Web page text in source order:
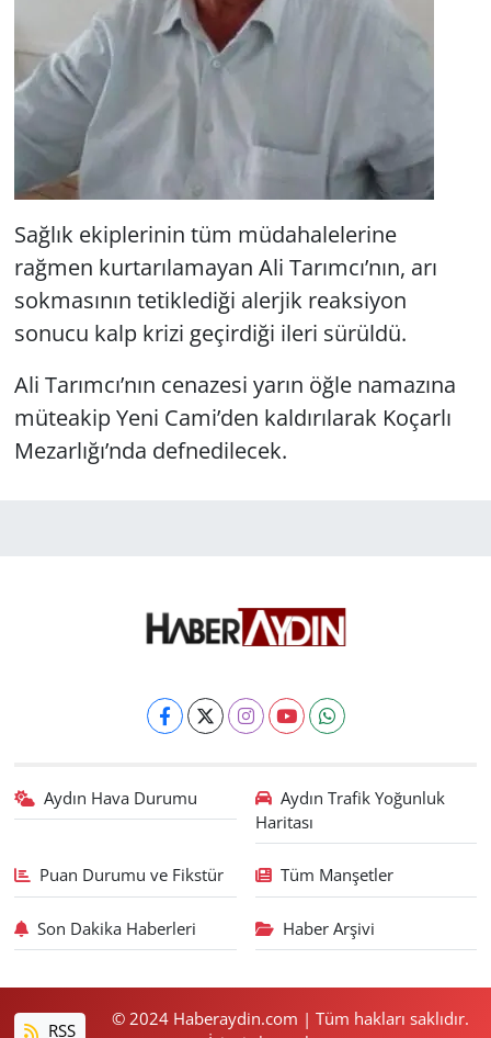
Sağlık ekiplerinin tüm müdahalelerine
rağmen kurtarılamayan Ali Tarımcı’nın, arı
sokmasının tetiklediği alerjik reaksiyon
sonucu kalp krizi geçirdiği ileri sürüldü.
Ali Tarımcı’nın cenazesi yarın öğle namazına
müteakip Yeni Cami’den kaldırılarak Koçarlı
Mezarlığı’nda defnedilecek.
Aydın Hava Durumu
Aydın Trafik Yoğunluk
Haritası
Puan Durumu ve Fikstür Tüm Manşetler
Son Dakika Haberleri Haber Arşivi
RSS
© 2024 Haberaydin.com | Tüm hakları saklıdır.